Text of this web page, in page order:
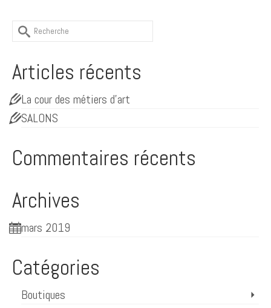
Rechercher
:
Articles récents
La cour des métiers d’art
SALONS
Commentaires récents
Archives
mars 2019
Catégories
Boutiques